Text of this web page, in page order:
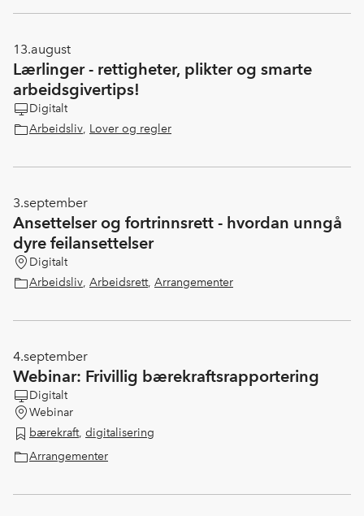
13.august
Lærlinger - rettigheter, plikter og smarte
arbeidsgivertips!
Digitalt
Arbeidsliv, Lover og regler
3.september
Ansettelser og fortrinnsrett - hvordan unngå
dyre feilansettelser
Digitalt
Arbeidsliv, Arbeidsrett, Arrangementer
4.september
Webinar: Frivillig bærekraftsrapportering
Digitalt
Webinar
bærekraft, digitalisering
Arrangementer